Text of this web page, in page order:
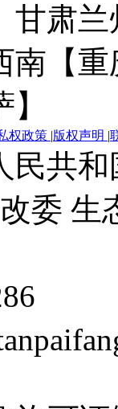
甘肃
南【
权政策 |版权声明 |
民共
委 生